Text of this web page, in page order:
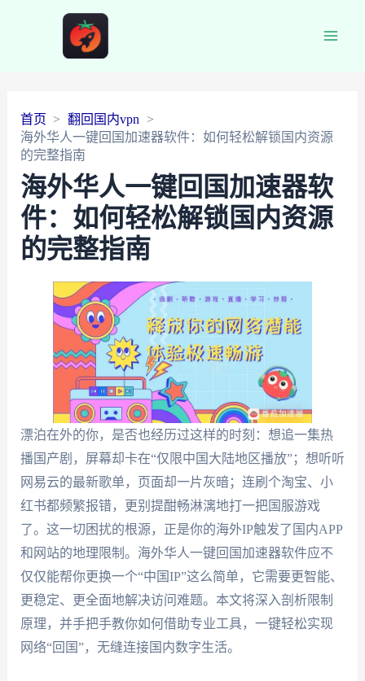
首页
翻回国内vpn
海外华人一键回国加速器软件：如何轻松解锁国内资源
的完整指南
海外华人一键回国加速器软
件：如何轻松解锁国内资源
的完整指南
漂泊在外的你，是否也经历过这样的时刻：想追一集热
播国产剧，屏幕却卡在“仅限中国大陆地区播放”；想听听
网易云的最新歌单，页面却一片灰暗；连刷个淘宝、小
红书都频繁报错，更别提酣畅淋漓地打一把国服游戏
了。这一切困扰的根源，正是你的海外IP触发了国内APP
和网站的地理限制。海外华人一键回国加速器软件应不
仅仅能帮你更换一个“中国IP”这么简单，它需要更智能、
更稳定、更全面地解决访问难题。本文将深入剖析限制
原理，并手把手教你如何借助专业工具，一键轻松实现
网络“回国”，无缝连接国内数字生活。